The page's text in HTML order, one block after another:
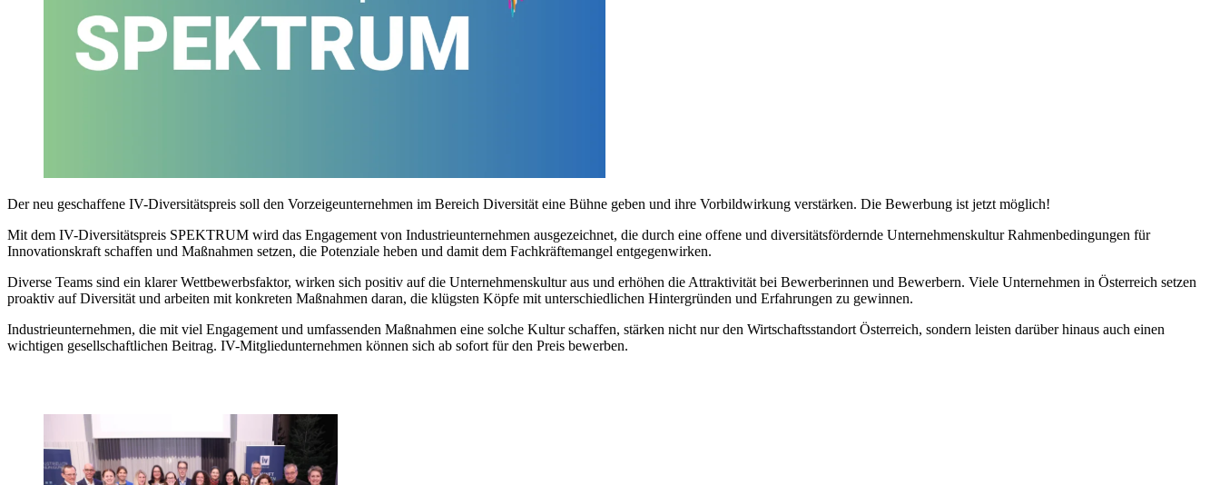
Der neu geschaffene IV-Diversitätspreis soll den Vorzeigeunternehmen im Bereich Diversität eine Bühne geben und ihre Vorbildwirkung verstärken. Die Bewerbung ist jetzt möglich!
Mit dem IV-Diversitätspreis SPEKTRUM wird das Engagement von Industrieunternehmen ausgezeichnet, die durch eine offene und diversitätsfördernde Unternehmenskultur Rahmenbedingungen für
Innovationskraft schaffen und Maßnahmen setzen, die Potenziale heben und damit dem Fachkräftemangel entgegenwirken.
Diverse Teams sind ein klarer Wettbewerbsfaktor, wirken sich positiv auf die Unternehmenskultur aus und erhöhen die Attraktivität bei Bewerberinnen und Bewerbern. Viele Unternehmen in Österreich setzen
proaktiv auf Diversität und arbeiten mit konkreten Maßnahmen daran, die klügsten Köpfe mit unterschiedlichen Hintergründen und Erfahrungen zu gewinnen.
Industrieunternehmen, die mit viel Engagement und umfassenden Maßnahmen eine solche Kultur schaffen, stärken nicht nur den Wirtschaftsstandort Österreich, sondern leisten darüber hinaus auch einen
wichtigen gesellschaftlichen Beitrag. IV-Mitgliedunternehmen können sich ab sofort für den Preis bewerben.